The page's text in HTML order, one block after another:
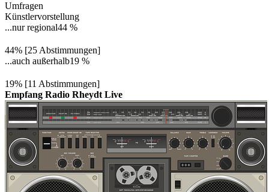
Umfragen
Künstlervorstellung
...nur regional44 %
44% [25 Abstimmungen]
...auch außerhalb19 %
19% [11 Abstimmungen]
Empfang Radio Rheydt Live